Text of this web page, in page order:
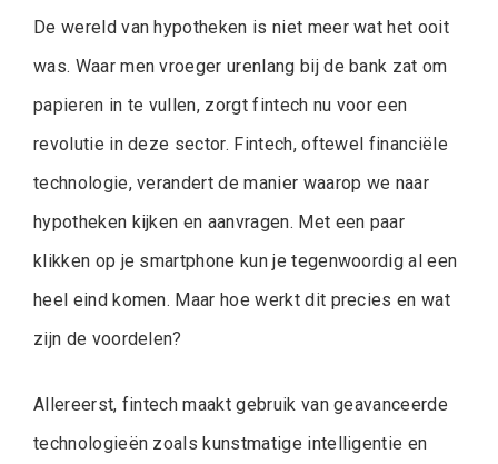
De wereld van hypotheken is niet meer wat het ooit
was. Waar men vroeger urenlang bij de bank zat om
papieren in te vullen, zorgt fintech nu voor een
revolutie in deze sector. Fintech, oftewel financiële
technologie, verandert de manier waarop we naar
hypotheken kijken en aanvragen. Met een paar
klikken op je smartphone kun je tegenwoordig al een
heel eind komen. Maar hoe werkt dit precies en wat
zijn de voordelen?
Allereerst, fintech maakt gebruik van geavanceerde
technologieën zoals kunstmatige intelligentie en